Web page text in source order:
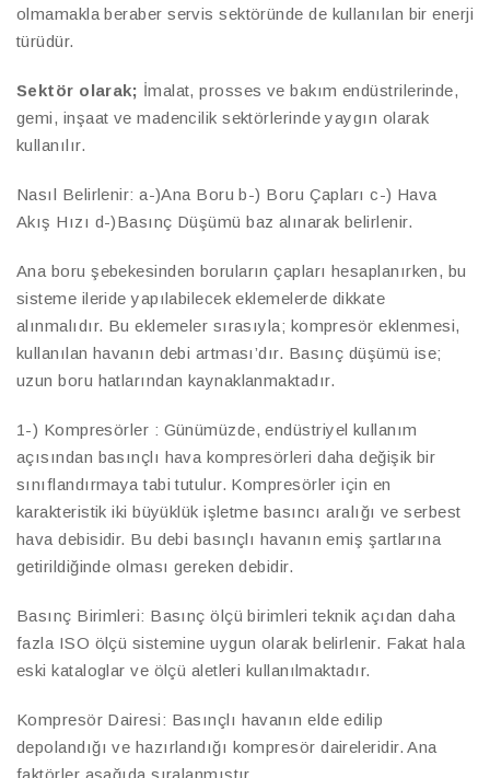
olmamakla beraber servis sektöründe de kullanılan bir enerji
türüdür.
Sektör olarak; İmalat, prosses ve bakım endüstrilerinde,
gemi, inşaat ve madencilik sektörlerinde yaygın olarak
kullanılır.
Nasıl Belirlenir: a-)Ana Boru b-) Boru Çapları c-) Hava
Akış Hızı d-)Basınç Düşümü baz alınarak belirlenir.
Ana boru şebekesinden boruların çapları hesaplanırken, bu
sisteme ileride yapılabilecek eklemelerde dikkate
alınmalıdır. Bu eklemeler sırasıyla; kompresör eklenmesi,
kullanılan havanın debi artması’dır. Basınç düşümü ise;
uzun boru hatlarından kaynaklanmaktadır.
1-) Kompresörler : Günümüzde, endüstriyel kullanım
açısından basınçlı hava kompresörleri daha değişik bir
sınıflandırmaya tabi tutulur. Kompresörler için en
karakteristik iki büyüklük işletme basıncı aralığı ve serbest
hava debisidir. Bu debi basınçlı havanın emiş şartlarına
getirildiğinde olması gereken debidir.
Basınç Birimleri: Basınç ölçü birimleri teknik açıdan daha
fazla ISO ölçü sistemine uygun olarak belirlenir. Fakat hala
eski kataloglar ve ölçü aletleri kullanılmaktadır.
Kompresör Dairesi: Basınçlı havanın elde edilip
depolandığı ve hazırlandığı kompresör daireleridir. Ana
faktörler aşağıda sıralanmıştır.